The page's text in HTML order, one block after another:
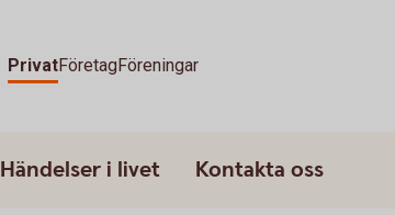
PrivatFöretagFöreningar
Händelser i livet Kontakta oss